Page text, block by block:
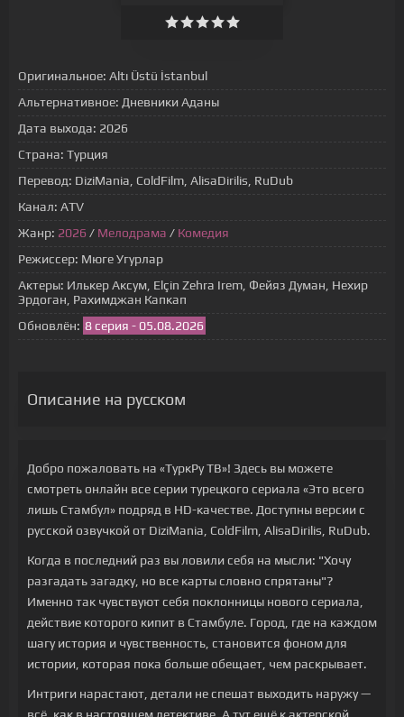
Оригинальное: Altı Üstü İstanbul
Альтернативное: Дневники Аданы
Дата выхода: 2026
Страна: Турция
Перевод: DiziMania, ColdFilm, AlisaDirilis, RuDub
Канал: ATV
Жанр: 2026 / Мелодрама / Комедия
Режиссер: Мюге Угурлар
Актеры: Илькер Аксум, Elçin Zehra Irem, Фейяз Думан, Нехир
Эрдоган, Рахимджан Капкап
Обновлён: 8 серия - 05.08.2026
Описание на русском
Добро пожаловать на «ТуркРу ТВ»! Здесь вы можете
смотреть онлайн все серии турецкого сериала «Это всего
лишь Стамбул» подряд в HD-качестве. Доступны версии с
русской озвучкой от DiziMania, ColdFilm, AlisaDirilis, RuDub.
Когда в последний раз вы ловили себя на мысли: "Хочу
разгадать загадку, но все карты словно спрятаны"?
Именно так чувствуют себя поклонницы нового сериала,
действие которого кипит в Стамбуле. Город, где на каждом
шагу история и чувственность, становится фоном для
истории, которая пока больше обещает, чем раскрывает.
Интриги нарастают, детали не спешат выходить наружу —